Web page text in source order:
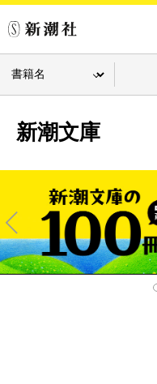
新潮文庫
Pre
v